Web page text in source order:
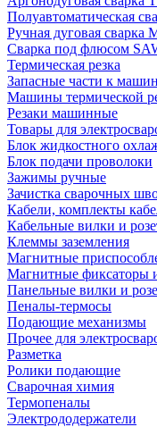
Полуавтоматическая
Ручная дуговая сварка
Сварка под флюсом
Термическая резка
Запасные части к
Машины термической
Резаки машинные
Товары для
Блок жидкостного
Блок подачи проволоки
Зажимы ручные
Зачистка сварочных
Кабели, комплекты
Кабельные вилки и
Клеммы заземления
Магнитные
Магнитные фиксаторы
Панельные вилки и
Пеналы-термосы
Подающие механизмы
Прочее для
Разметка
Ролики подающие
Сварочная химия
Термопеналы
Электрододержатели